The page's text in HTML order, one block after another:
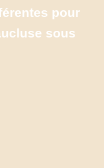
pour
sous